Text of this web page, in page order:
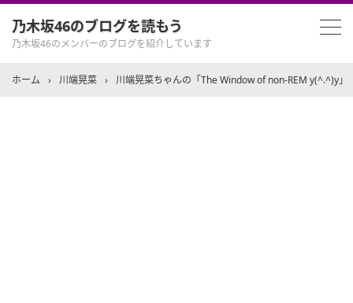
乃木坂46のブログを読もう
乃木坂46のメンバーのブログを紹介しています
ホーム › 川端晃菜 › 川端晃菜ちゃんの「The Window of non-REM y(^.^)y」